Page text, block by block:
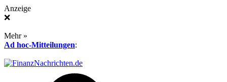
Anzeige
❌
Mehr »
Ad hoc-Mitteilungen: